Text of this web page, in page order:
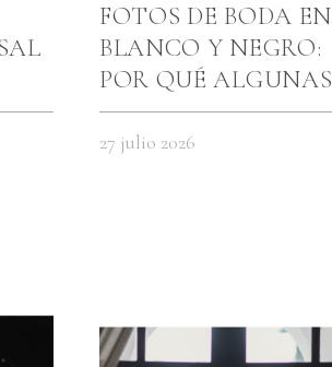
FOTOS DE BODA EN
BLANCO Y NEGRO:
POR QUÉ ALGUNAS
EMOCIONES SE
SIENTEN MÁS SIN
27 julio 2026